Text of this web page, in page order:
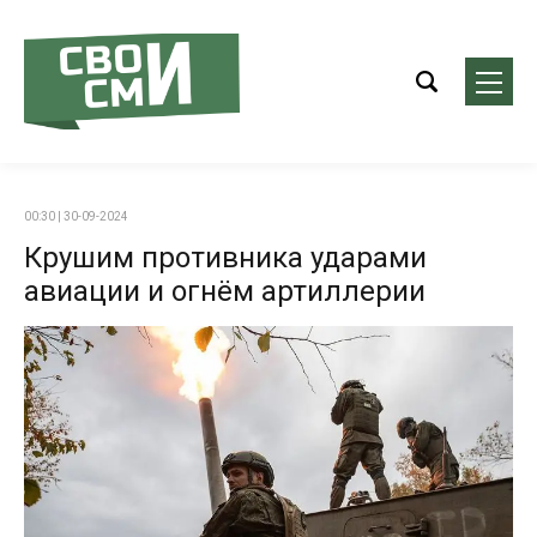
00:30 | 30-09-2024
Крушим противника ударами
авиации и огнём артиллерии